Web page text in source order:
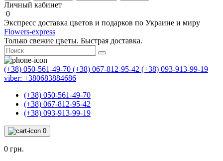
Личный кабинет
0
Экспресс доставка цветов и подарков по Украине и миру
Flowers-express
Только свежие цветы. Быстрая доставка.
(+38) 050-561-49-70 (+38) 067-812-95-42 (+38) 093-913-99-19
viber: +380683884686
(+38) 050-561-49-70
(+38) 067-812-95-42
(+38) 093-913-99-19
0
0 грн.